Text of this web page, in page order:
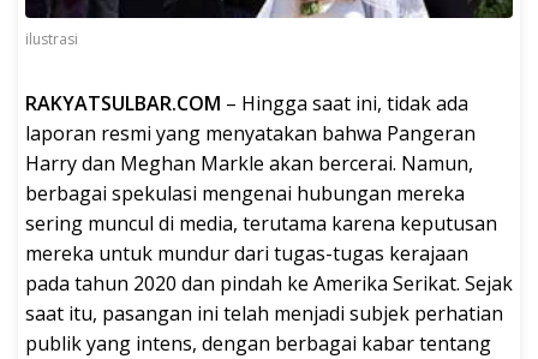
ilustrasi
RAKYATSULBAR.COM – Hingga saat ini, tidak ada
laporan resmi yang menyatakan bahwa Pangeran
Harry dan Meghan Markle akan bercerai. Namun,
berbagai spekulasi mengenai hubungan mereka
sering muncul di media, terutama karena keputusan
mereka untuk mundur dari tugas-tugas kerajaan
pada tahun 2020 dan pindah ke Amerika Serikat. Sejak
saat itu, pasangan ini telah menjadi subjek perhatian
publik yang intens, dengan berbagai kabar tentang